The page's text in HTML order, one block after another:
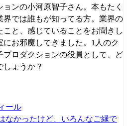
ンの小河原智子さん。本もたく
界では誰もが知ってる方。業界の
と、感じていることをお聞きし
お邪魔してきました。1人のク
プロダクションの役員として、ど
しょうか？
ール
なかったけど、いろんなご縁で